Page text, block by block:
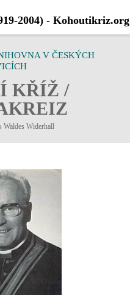
V ČESKÝCH
KŘÍŽ /
Waldes Widerhall
2004) - Kohoutikriz.org